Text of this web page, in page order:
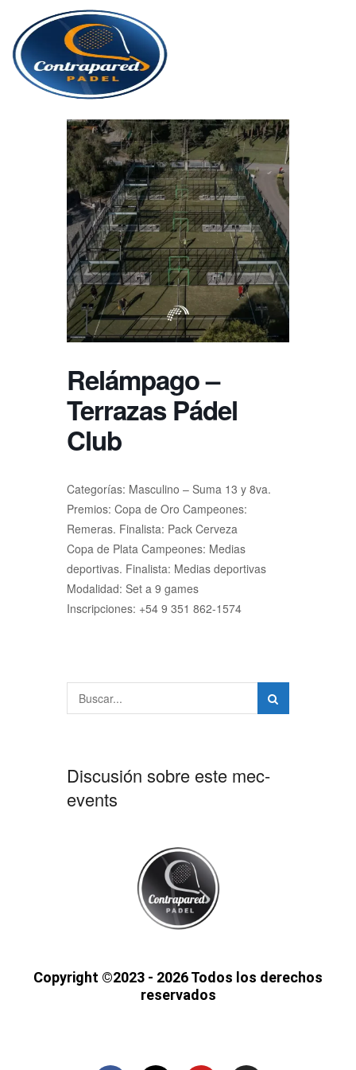
Relámpago –
Terrazas Pádel
Club
Categorías: Masculino – Suma 13 y 8va.
Premios: Copa de Oro Campeones:
Remeras. Finalista: Pack Cerveza
Copa de Plata Campeones: Medias
deportivas. Finalista: Medias deportivas
Modalidad: Set a 9 games
Inscripciones: +54 9 351 862-1574
Discusión sobre este mec-
events
Copyright ©2023 - 2026 Todos los derechos
reservados